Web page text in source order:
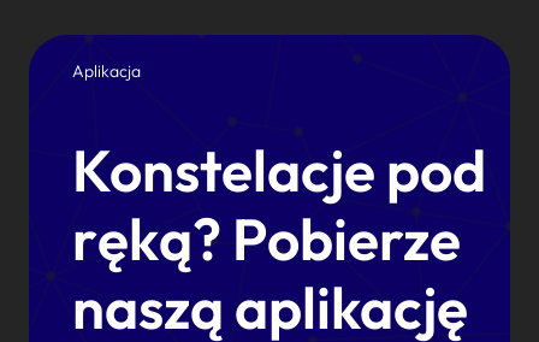
Aplikacja
Konstelacje pod
ręką? Pobierze
naszą aplikację